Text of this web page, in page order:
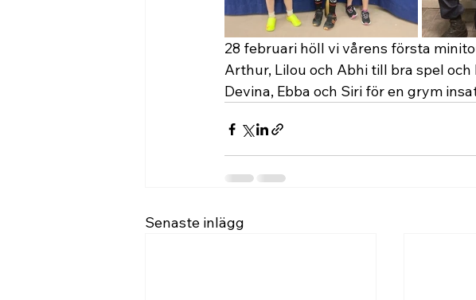
28 februari höll vi vårens första
Arthur, Lilou och Abhi till bra spel
Devina, Ebba och Siri för en grym
Senaste inlägg